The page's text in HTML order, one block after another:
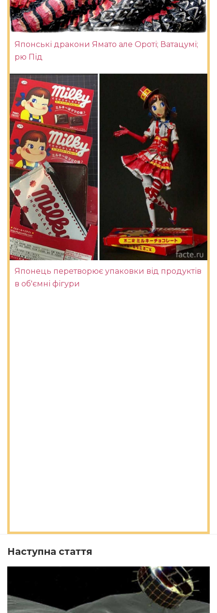
Японські дракони Ямато але Ороті; Ватацумі;
рю Під
Японець перетворює упаковки від продуктів
в об'ємні фігури
Наступна стаття